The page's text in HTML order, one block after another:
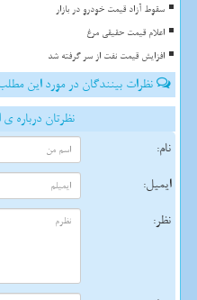
سقوط آزاد قیمت خودرو در بازار
اعلام قیمت حقیقی مرغ
افزایش قیمت نفت از سر گرفته شد
نظرات بینندگان در مورد این
نظرتان
نام:
ایمیل:
نظر: